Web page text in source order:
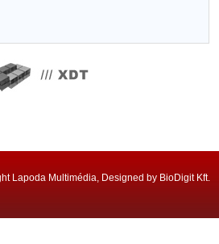
Lapoda Multimédia, Designed by BioDigit Kft.